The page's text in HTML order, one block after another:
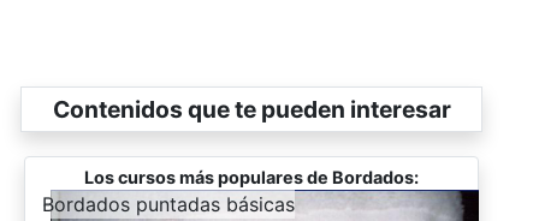
Contenidos que te pueden interesar
Los cursos más populares de Bordados:
-
Bordados puntadas básicas